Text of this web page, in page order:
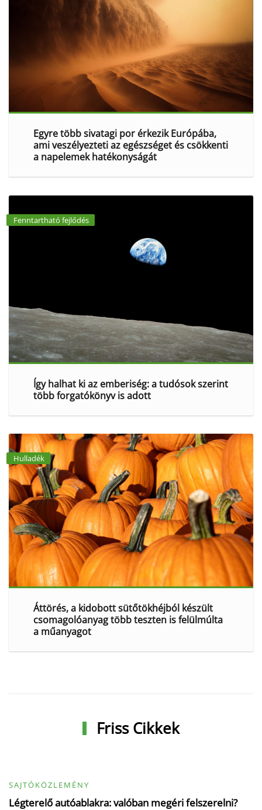
Egyre több sivatagi por érkezik Európába,
ami veszélyezteti az egészséget és csökkenti
a napelemek hatékonyságát
Fenntartható fejlődés
Így halhat ki az emberiség: a tudósok szerint
több forgatókönyv is adott
Hulladék
Áttörés, a kidobott sütőtökhéjból készült
csomagolóanyag több teszten is felülmúlta
a műanyagot
Friss Cikkek
SAJTÓKÖZLEMÉNY
Légterelő autóablakra: valóban megéri felszerelni?